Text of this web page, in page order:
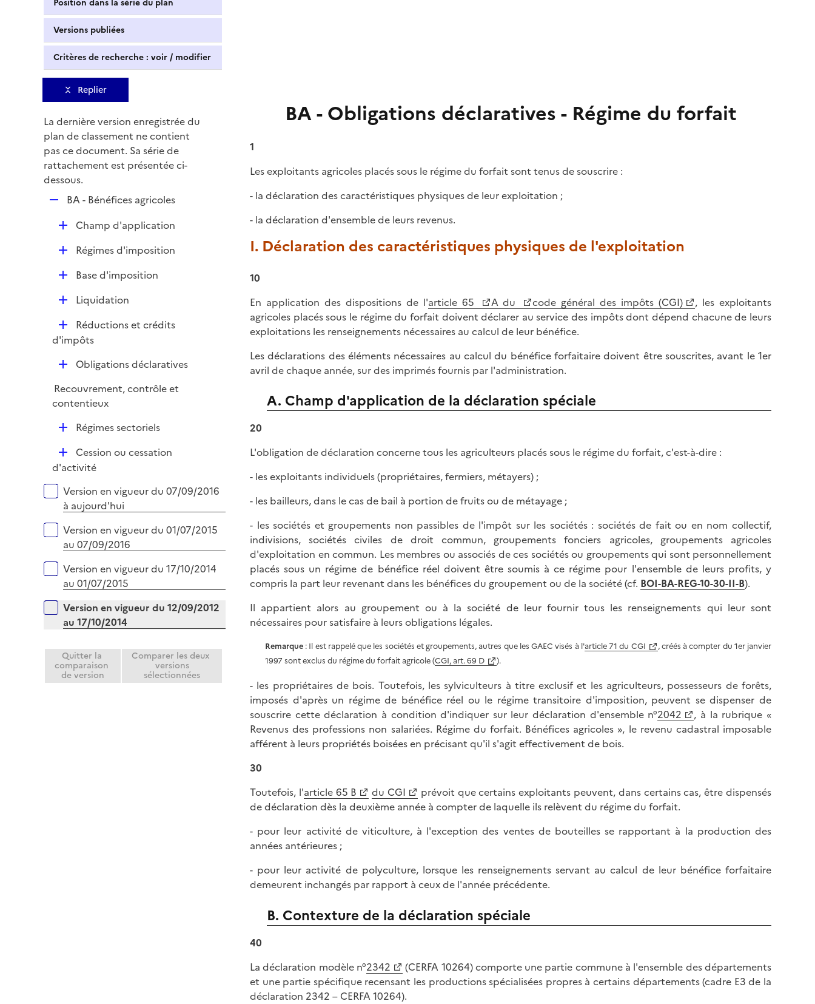
Position dans la série du plan
Versions publiées
Critères de recherche : voir / modifier
Replier
La dernière version enregistrée du
plan de classement ne contient
pas ce document. Sa série de
rattachement est présentée ci-
dessous.
p
l
i
e
BA - Bénéfices agricoles
DChamp d'application
D
r
Régimes d'imposition
D
e
Base d'imposition
D
l
r
Liquidation
D
é
e
r
Réductions et crédits
d'impôts
D
p
l
Obligations déclaratives
Recouvrement, contrôle et
contentieux
D
l
i
e
r
Régimes sectoriels
D
é
l
i
e
Cession ou cessation
d'activité
Versions sur la période
Version en vigueur du 07/09/2016
à aujourd'hui
Version en vigueur du 01/07/2015
au 07/09/2016
Version en vigueur du 17/10/2014
au 01/07/2015
Version en vigueur du 12/09/2012
au 17/10/2014
Quitter la
comparaison
de version
Comparer les deux
versions
sélectionnées
BA - Obligations déclaratives - Régime du forfait
1
Les exploitants agricoles placés sous le régime du forfait sont tenus de souscrire :
- la déclaration des caractéristiques physiques de leur exploitation ;
- la déclaration d'ensemble de leurs revenus.
I. Déclaration des caractéristiques physiques de l'exploitation
10
En application des dispositions de l'article 65 A du code général des impôts (CGI)
, les exploitants
agricoles placés sous le régime du forfait doivent déclarer au service des impôts dont dépend chacune de leurs
exploitations les renseignements nécessaires au calcul de leur bénéfice.
Les déclarations des éléments nécessaires au calcul du bénéfice forfaitaire doivent être souscrites, avant le 1er
avril de chaque année, sur des imprimés fournis par l'administration.
A. Champ d'application de la déclaration spéciale
20
L'obligation de déclaration concerne tous les agriculteurs placés sous le régime du forfait, c'est-à-dire :
- les exploitants individuels (propriétaires, fermiers, métayers) ;
- les bailleurs, dans le cas de bail à portion de fruits ou de métayage ;
- les sociétés et groupements non passibles de l'impôt sur les sociétés : sociétés de fait ou en nom collectif,
indivisions, sociétés civiles de droit commun, groupements fonciers agricoles, groupements agricoles
d'exploitation en commun. Les membres ou associés de ces sociétés ou groupements qui sont personnellement
placés sous un régime de bénéfice réel doivent être soumis à ce régime pour l'ensemble de leurs profits, y
compris la part leur revenant dans les bénéfices du groupement ou de la société (cf. BOI-BA-REG-10-30-II-B).
Il appartient alors au groupement ou à la société de leur fournir tous les renseignements qui leur sont
nécessaires pour satisfaire à leurs obligations légales.
Remarque: Il est rappelé que les sociétés et groupements, autres que les GAEC visés à l'article 71 du CGI
, créés à compter du 1er janvier
1997 sont exclus du régime du forfait agricole (CGI, art. 69 D ).
- les propriétaires de bois. Toutefois, les sylviculteurs à titre exclusif et les agriculteurs, possesseurs de forêts,
imposés d'après un régime de bénéfice réel ou le régime transitoire d'imposition, peuvent se dispenser de
souscrire cette déclaration à condition d'indiquer sur leur déclaration d'ensemble n°2042
, à la rubrique «
Revenus des professions non salariées. Régime du forfait. Bénéfices agricoles », le revenu cadastral imposable
afférent à leurs propriétés boisées en précisant qu'il s'agit effectivement de bois.
30
Toutefois, l'article 65 B du CGI
prévoit que certains exploitants peuvent, dans certains cas, être dispensés
de déclaration dès la deuxième année à compter de laquelle ils relèvent du régime du forfait.
- pour leur activité de viticulture, à l'exception des ventes de bouteilles se rapportant à la production des
années antérieures ;
- pour leur activité de polyculture, lorsque les renseignements servant au calcul de leur bénéfice forfaitaire
demeurent inchangés par rapport à ceux de l'année précédente.
B. Contexture de la déclaration spéciale
40
La déclaration modèle n°2342
(CERFA 10264) comporte une partie commune à l'ensemble des départements
et une partie spécifique recensant les productions spécialisées propres à certains départements (cadre E3 de la
déclaration 2342 – CERFA 10264).